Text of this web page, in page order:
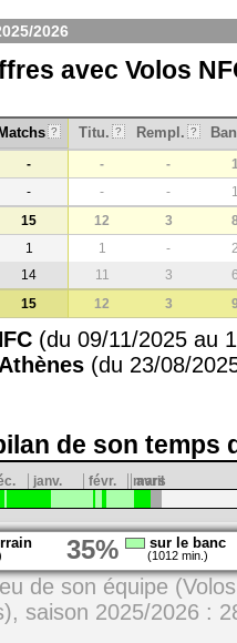
2026
avec Volos
Matchs ? Titu. ? Rempl. ?
- - -
- - -
15 12 3
1 1 -
14 11 3
15 12 3
(du 09/11/2025 au
(du 23/08/
de son temps
janv. févr. mars
avril
35% sur le banc
(1012 min.)
de son équipe
saison 2025/2026 :